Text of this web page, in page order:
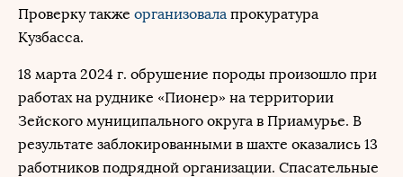
Проверку также организовала прокуратура
Кузбасса.
18 марта 2024 г. обрушение породы произошло при
работах на руднике «Пионер» на территории
Зейского муниципального округа в Приамурье. В
результате заблокированными в шахте оказались 13
работников подрядной организации. Спасательные